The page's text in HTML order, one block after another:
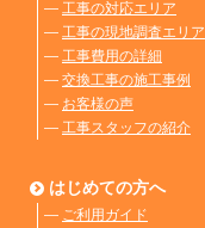
― 工事の対応エリア
― 工事の現地調査エリア
― 工事費用の詳細
― 交換工事の施工事例
― お客様の声
― 工事スタッフの紹介
はじめての方へ
― ご利用ガイド